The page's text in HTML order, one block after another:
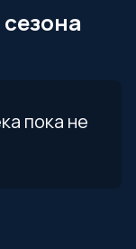
пока не